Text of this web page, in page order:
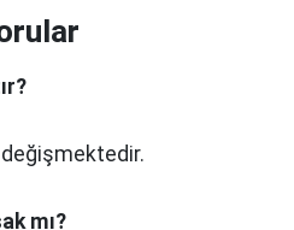
değişmektedir.
mı?